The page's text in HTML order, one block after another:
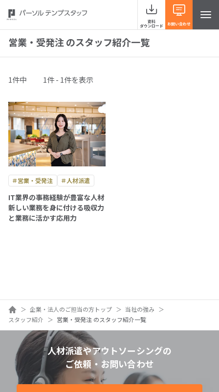
資料
ダウンロード お問い合わせ
サービスラインナップ
事例紹介
当社の強み
お役立ち情報 HRナレッジライン
イベント・セミナー
人材派遣やアウトソーシングの
ご依頼・お問い合わせ
ご依頼・お問い合わせ
0120-106-102
営業・受発注 のスタッフ紹介一覧
1件中 1件 - 1件を表示
＃営業・受発注 ＃人材派遣
IT業界の事務経験が豊富な人材
新しい業務を身に付ける吸収力
と業務に活かす応用力
ホーム企業・法人のご担当の方トップ
当社の強み
スタッフ紹介
営業・受発注 のスタッフ紹介一覧
人材派遣やアウトソーシングの
ご依頼・お問い合わせ